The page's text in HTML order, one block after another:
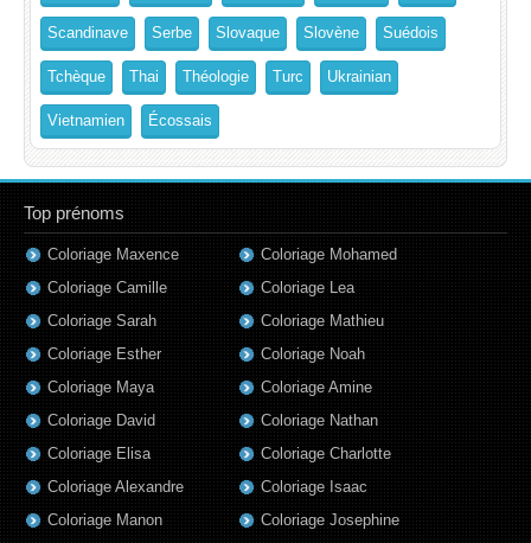
Scandinave Serbe Slovaque Slovène Suédois
Tchèque Thai Théologie Turc Ukrainian
Vietnamien Écossais
Top prénoms
Coloriage Maxence
Coloriage Camille
Coloriage Sarah
Coloriage Esther
Coloriage Maya
Coloriage David
Coloriage Elisa
Coloriage Alexandre
Coloriage Manon
Coloriage Mohamed
Coloriage Lea
Coloriage Mathieu
Coloriage Noah
Coloriage Amine
Coloriage Nathan
Coloriage Charlotte
Coloriage Isaac
Coloriage Josephine